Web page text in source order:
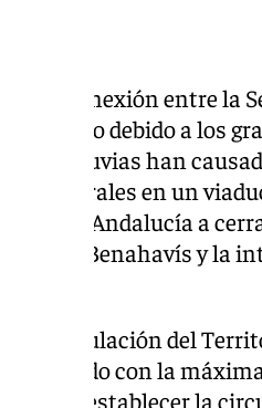
conexión entre la
al tráfico debido a los
lluvias han
estructurales en un
Junta de Andalucía a
a Benahavís y la
Articulación del
trabajando con la
y restablecer la